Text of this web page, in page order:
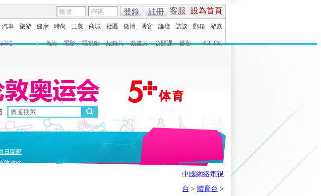
客服 設為首頁
登錄 註冊
汽車 旅游 健康 時尚 三農 商城 社區 微博 博客 論壇 訪談 郵箱 游戲
端 | 高清 電影 電視劇 紀錄片 動畫片 公開課 播客 |
CCTV
日回顧
敦攻略
創
中國網絡電視
台 > 體育台 >